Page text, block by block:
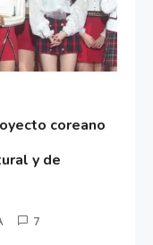
coreano
y de
7